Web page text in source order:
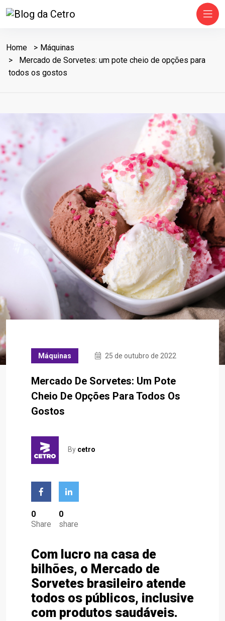
Home
Máquinas
Mercado de Sorvetes: um pote cheio de opções para
todos os gostos
Máquinas 25 de outubro de 2022
Mercado De Sorvetes: Um Pote
Cheio De Opções Para Todos Os
Gostos
By cetro
0
Share
0
share
Com lucro na casa de
bilhões, o Mercado de
Sorvetes brasileiro atende
todos os públicos, inclusive
com produtos saudáveis.